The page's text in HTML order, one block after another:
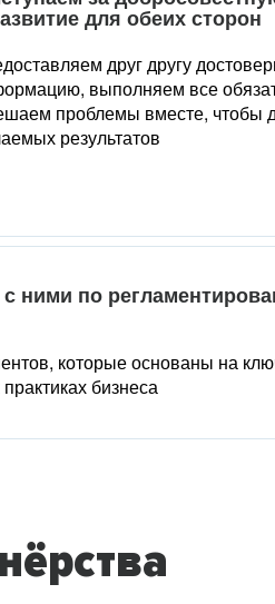
для обеих сторон
друг другу
выполняем все
проблемы вместе, чтобы
результатов
ними по
которые основаны на
бизнеса